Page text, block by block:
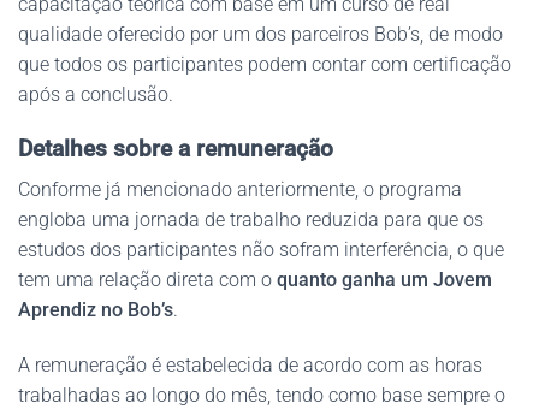
qualidade oferecido por um dos parceiros Bob’s, de modo
que todos os participantes podem contar com certificação
após a conclusão.
Detalhes sobre a remuneração
Conforme já mencionado anteriormente, o programa
engloba uma jornada de trabalho reduzida para que os
estudos dos participantes não sofram interferência, o que
tem uma relação direta com o quanto ganha um Jovem
Aprendiz no Bob’s.
A remuneração é estabelecida de acordo com as horas
trabalhadas ao longo do mês, tendo como base sempre o